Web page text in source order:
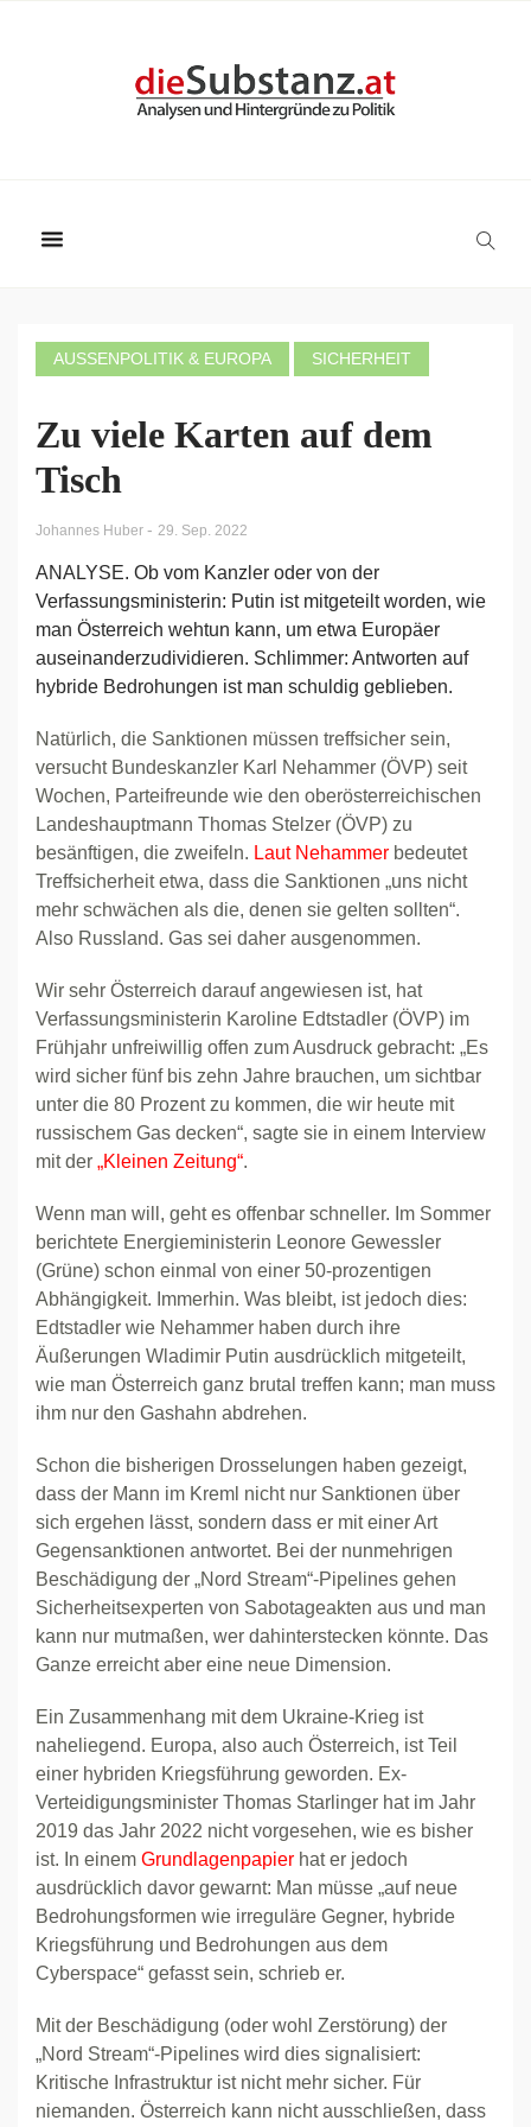
AUSSENPOLITIK & EUROPA SICHERHEIT
Zu viele Karten auf dem
Tisch
Johannes Huber - 29. Sep. 2022
ANALYSE. Ob vom Kanzler oder von der
Verfassungsministerin: Putin ist mitgeteilt worden, wie
man Österreich wehtun kann, um etwa Europäer
auseinanderzudividieren. Schlimmer: Antworten auf
hybride Bedrohungen ist man schuldig geblieben.
Natürlich, die Sanktionen müssen treffsicher sein,
versucht Bundeskanzler Karl Nehammer (ÖVP) seit
Wochen, Parteifreunde wie den oberösterreichischen
Landeshauptmann Thomas Stelzer (ÖVP) zu
besänftigen, die zweifeln. Laut Nehammer bedeutet
Treffsicherheit etwa, dass die Sanktionen „uns nicht
mehr schwächen als die, denen sie gelten sollten“.
Also Russland. Gas sei daher ausgenommen.
Wir sehr Österreich darauf angewiesen ist, hat
Verfassungsministerin Karoline Edtstadler (ÖVP) im
Frühjahr unfreiwillig offen zum Ausdruck gebracht: „Es
wird sicher fünf bis zehn Jahre brauchen, um sichtbar
unter die 80 Prozent zu kommen, die wir heute mit
russischem Gas decken“, sagte sie in einem Interview
mit der „Kleinen Zeitung“.
Wenn man will, geht es offenbar schneller. Im Sommer
berichtete Energieministerin Leonore Gewessler
(Grüne) schon einmal von einer 50-prozentigen
Abhängigkeit. Immerhin. Was bleibt, ist jedoch dies:
Edtstadler wie Nehammer haben durch ihre
Äußerungen Wladimir Putin ausdrücklich mitgeteilt,
wie man Österreich ganz brutal treffen kann; man muss
ihm nur den Gashahn abdrehen.
Schon die bisherigen Drosselungen haben gezeigt,
dass der Mann im Kreml nicht nur Sanktionen über
sich ergehen lässt, sondern dass er mit einer Art
Gegensanktionen antwortet. Bei der nunmehrigen
Beschädigung der „Nord Stream“-Pipelines gehen
Sicherheitsexperten von Sabotageakten aus und man
kann nur mutmaßen, wer dahinterstecken könnte. Das
Ganze erreicht aber eine neue Dimension.
Ein Zusammenhang mit dem Ukraine-Krieg ist
naheliegend. Europa, also auch Österreich, ist Teil
einer hybriden Kriegsführung geworden. Ex-
Verteidigungsminister Thomas Starlinger hat im Jahr
2019 das Jahr 2022 nicht vorgesehen, wie es bisher
ist. In einem Grundlagenpapier hat er jedoch
ausdrücklich davor gewarnt: Man müsse „auf neue
Bedrohungsformen wie irreguläre Gegner, hybride
Kriegsführung und Bedrohungen aus dem
Cyberspace“ gefasst sein, schrieb er.
Mit der Beschädigung (oder wohl Zerstörung) der
„Nord Stream“-Pipelines wird dies signalisiert:
Kritische Infrastruktur ist nicht mehr sicher. Für
niemanden. Österreich kann nicht ausschließen, dass